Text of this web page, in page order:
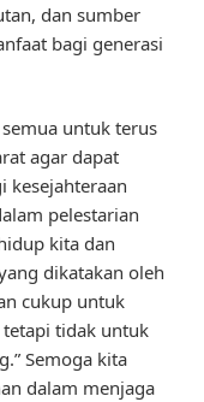
dan sumber
bagi generasi
untuk terus
agar dapat
kesejahteraan
pelestarian
kita dan
dikatakan oleh
cukup untuk
tidak untuk
Semoga kita
dalam menjaga